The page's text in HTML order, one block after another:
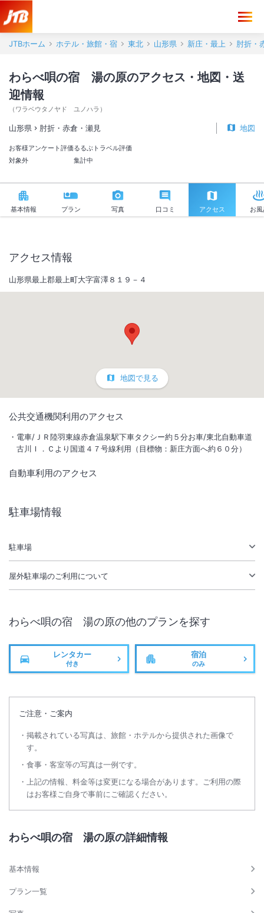
JTBホーム ホテル・旅館・宿 東北 山形県 新庄・最上 肘折・
わらべ唄の宿 湯の原のアクセス・地図・送
迎情報
（ ワラベウタノヤド ユノハラ ）
山形県 肘折・赤倉・瀬見 地図
お客様アンケート評価
対象外
るるぶトラベル評価
集計中
基本情報 プラン 写真 口コミ アクセス お
を整える。観光の後は「心の実家」へお帰りなさい。飾らぬもてなしと
駐車場あり
アクセス情報
山形県最上郡最上町大字富澤８１９－４
地図で見る
公共交通機関利用のアクセス
電車/ＪＲ陸羽東線赤倉温泉駅下車タクシー約５分お車/東北自動車道
古川Ｉ．Ｃより国道４７号線利用（目標物：新庄方面へ約６０分）
自動車利用のアクセス
駐車場情報
駐車場
屋外駐車場のご利用について
わらべ唄の宿 湯の原の他のプランを探す
レンタカー
付き
宿泊
のみ
ご注意・ご案内
掲載されている写真は、旅館・ホテルから提供された画像で
す。
食事・客室等の写真は一例です。
上記の情報、料金等は変更になる場合があります。ご利用の際
はお客様ご自身で事前にご確認ください。
わらべ唄の宿 湯の原の詳細情報
基本情報
プラン一覧